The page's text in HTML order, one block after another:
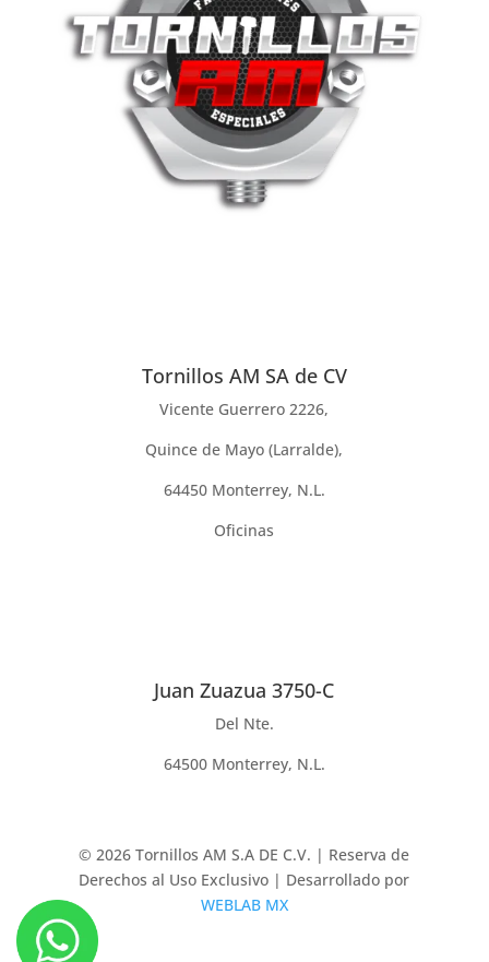
Tornillos AM SA de CV
Vicente Guerrero 2226,
Quince de Mayo (Larralde),
64450 Monterrey, N.L.
Oficinas
Juan Zuazua 3750-C
Del Nte.
64500 Monterrey, N.L.
© 2026 Tornillos AM S.A DE C.V. | Reserva de
Derechos al Uso Exclusivo | Desarrollado por
WEBLAB MX